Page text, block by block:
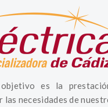
es la
necesidades de